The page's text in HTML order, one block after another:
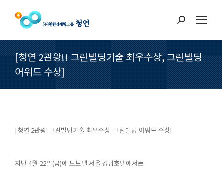
Search:
[청연 2관왕!! 그린빌딩기술 최우수상, 그린빌딩
어워드 수상]
[청연 2관왕! 그린빌딩기술 최우수상, 그린빌딩 어워드 수상]
지난 4월 22일(금)에 노보텔 서울 강남호텔에서는